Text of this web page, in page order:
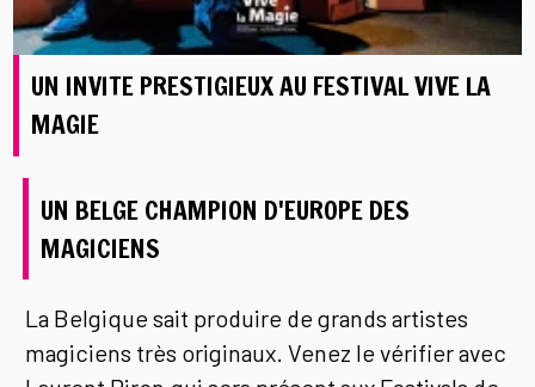
UN INVITE PRESTIGIEUX AU FESTIVAL VIVE LA
MAGIE
UN BELGE CHAMPION D'EUROPE DES
MAGICIENS
La Belgique sait produire de grands artistes
magiciens très originaux. Venez le vérifier avec